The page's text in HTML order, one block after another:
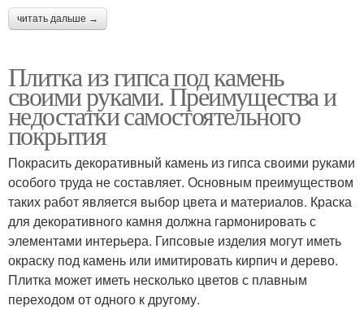
читать дальше →
Плитка из гипса под камень
своими руками. Преимущества и
недостатки самостоятельного
покрытия
Покрасить декоративный камень из гипса своими руками
особого труда не составляет. Основным преимуществом
таких работ является выбор цвета и материалов. Краска
для декоративного камня должна гармонировать с
элементами интерьера. Гипсовые изделия могут иметь
окраску под камень или имитировать кирпич и дерево.
Плитка может иметь несколько цветов с плавным
переходом от одного к другому.